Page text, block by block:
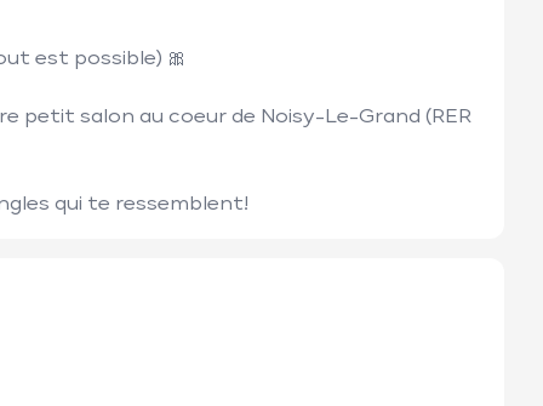
est possible) 🎀
petit salon au coeur de Noisy-Le-Grand (RER